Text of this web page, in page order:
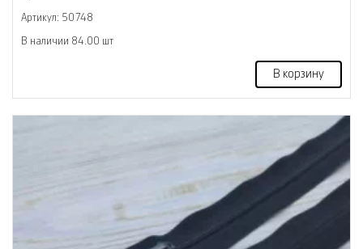
Артикул: 50748
В наличии 84.00 шт
В корзину